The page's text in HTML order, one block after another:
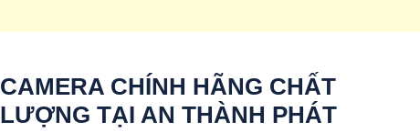
CAMERA CHÍNH HÃNG CHẤT
LƯỢNG TẠI AN THÀNH PHÁT